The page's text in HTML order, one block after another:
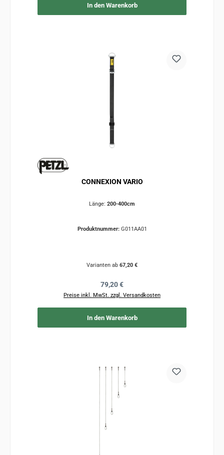
In den Warenkorb
CONNEXION VARIO
Länge: 200-400cm
Produktnummer: G011AA01
Varianten ab 67,20 €
Regulärer Preis:
79,20 €
Preise inkl. MwSt. zzgl. Versandkosten
In den Warenkorb